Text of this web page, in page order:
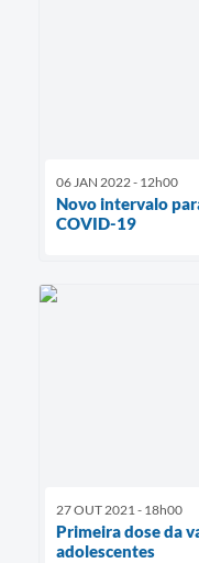
06 JAN 2022 - 12h00
Novo intervalo
COVID-19
27 OUT 2021 - 18h00
Primeira dose da
adolescentes